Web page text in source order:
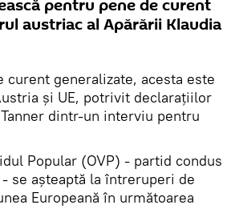
pentru pene de curent
austriac al Apărării Klaudia
curent generalizate, acesta este
și UE, potrivit declaraţiilor
dintr-un interviu pentru
Popular (OVP) - partid condus
se așteaptă la întreruperi de
Europeană în următoarea